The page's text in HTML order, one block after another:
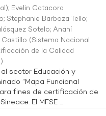
; Evelin Catacora
; Stephanie Barboza Tello;
Sotelo; Anahí
(Sistema Nacional
de la Calidad
)
sector Educación y
“Mapa Funcional
fines de certificación de
El MFSE ...